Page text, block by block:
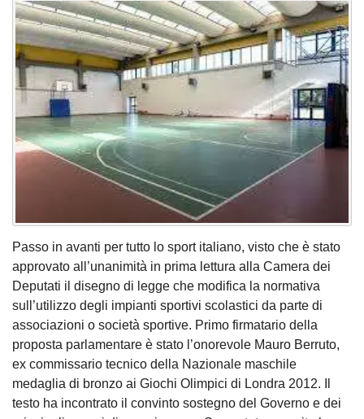
Passo in avanti per tutto lo sport italiano, visto che è stato
approvato all’unanimità in prima lettura alla Camera dei
Deputati il disegno di legge che modifica la normativa
sull’utilizzo degli impianti sportivi scolastici da parte di
associazioni o società sportive. Primo firmatario della
proposta parlamentare è stato l’onorevole Mauro Berruto,
ex commissario tecnico della Nazionale maschile
medaglia di bronzo ai Giochi Olimpici di Londra 2012. Il
testo ha incontrato il convinto sostegno del Governo e dei